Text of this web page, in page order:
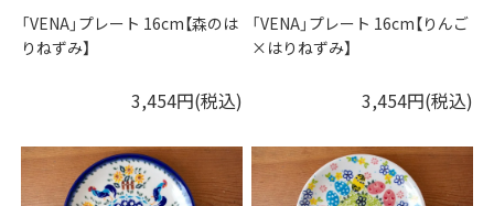
「VENA」プレート 16cm【森のは
りねずみ】
3,454円(税込)
「VENA」プレート 16cm【りんご
×はりねずみ】
3,454円(税込)